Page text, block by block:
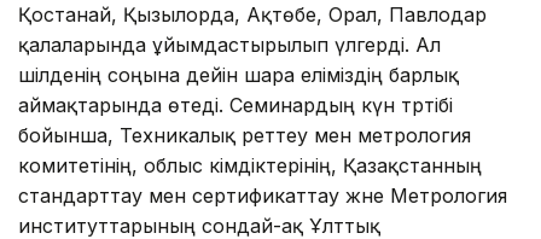
Қостанай, Қызылорда, Ақтөбе, Орал, Павлодар
қалаларында ұйымдастырылып үлгерді. Ал
шілденің соңына дейін шара еліміздің барлық
аймақтарында өтеді. Семинардың күн тәртібі
бойынша, Техникалық реттеу мен метрология
комитетінің, облыс әкімдіктерінің, Қазақстанның
стандарттау мен сертификаттау және Метрология
институттарының сондай-ақ Ұлттық